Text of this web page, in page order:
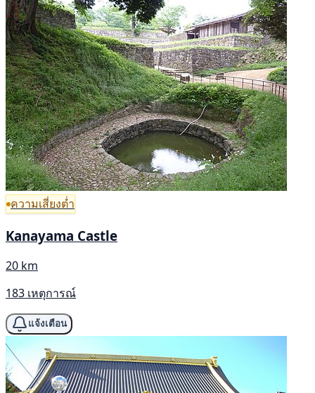
ความเสี่ยงต่ำ
Kanayama Castle
20 km
183 เหตุการณ์
แจ้งเตือน